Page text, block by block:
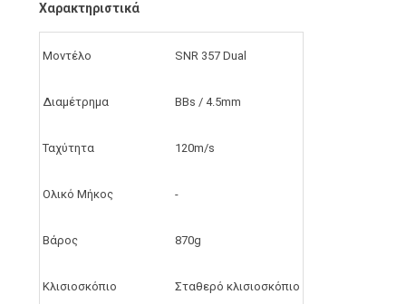
Χαρακτηριστικά
Μοντέλο SNR 357 Dual
Διαμέτρημα BBs / 4.5mm
Ταχύτητα 120m/s
Ολικό Μήκος -
Βάρος 870g
Κλισιοσκόπιο Σταθερό κλισιοσκόπιο